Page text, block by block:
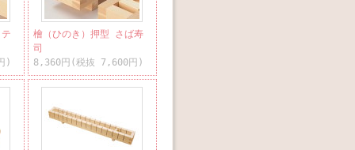
)
檜（ひのき）押型 さば寿
司
8,360円(税抜 7,600円)